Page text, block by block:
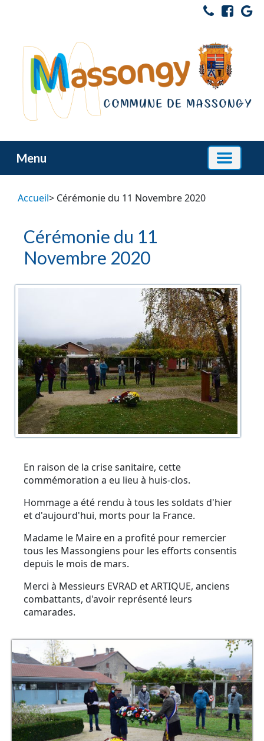
Menu
Accueil> Cérémonie du 11 Novembre 2020
Cérémonie du 11
Novembre 2020
En raison de la crise sanitaire, cette
commémoration a eu lieu à huis-clos.
Hommage a été rendu à tous les soldats d'hier
et d'aujourd'hui, morts pour la France.
Madame le Maire en a profité pour remercier
tous les Massongiens pour les efforts consentis
depuis le mois de mars.
Merci à Messieurs EVRAD et ARTIQUE, anciens
combattants, d'avoir représenté leurs
camarades.